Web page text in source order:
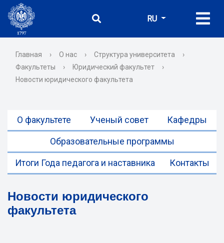
RU
Главная › О нас › Структура университета
›
Факультеты
› Юридический факультет
›
Новости юридического факультета
О факультете Ученый совет Кафедры
Образовательные программы
Итоги Года педагога и наставника Контакты
Новости юридического
факультета